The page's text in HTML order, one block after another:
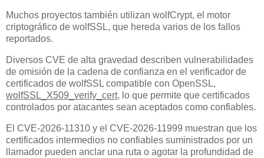
Muchos proyectos también utilizan wolfCrypt, el motor
criptográfico de wolfSSL, que hereda varios de los fallos
reportados.
Diversos CVE de alta gravedad describen vulnerabilidades
de omisión de la cadena de confianza en el verificador de
certificados de wolfSSL compatible con OpenSSL,
wolfSSL_X509_verify_cert, lo que permite que certificados
controlados por atacantes sean aceptados como confiables.
El CVE-2026-11310 y el CVE-2026-11999 muestran que los
certificados intermedios no confiables suministrados por un
llamador pueden anclar una ruta o agotar la profundidad de